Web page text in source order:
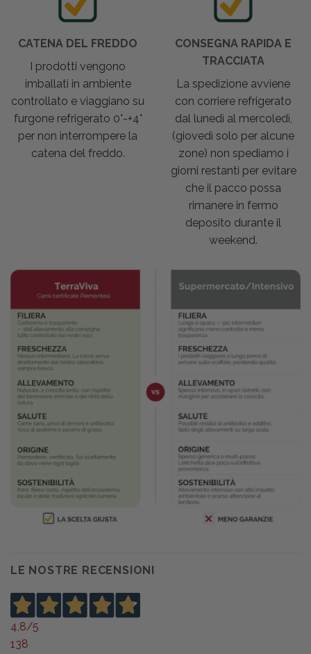
CATENA DEL FREDDO
I prodotti vengono
imballati in ambiente
controllato e viaggiano su
furgone refrigerato 0°-+4°
per non interrompere la
catena del freddo.
CONSEGNA RAPIDA E
TRACCIATA
La spedizione avviene
con corriere refrigerato
dal lunedì al mercoledì,
(giovedì solo per alcune
zone) non spediamo i
giorni restanti per evitare
che il pacco possa
rimanere in fermo
deposito durante il
weekend.
LE NOSTRE RECENSIONI
4,8/5
138